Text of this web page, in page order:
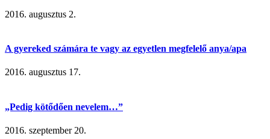
2016. augusztus 2.
A gyereked számára te vagy az egyetlen megfelelő anya/apa
2016. augusztus 17.
„Pedig kötődően nevelem…”
2016. szeptember 20.